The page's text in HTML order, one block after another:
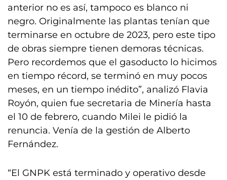
anterior no es así, tampoco es blanco ni
negro. Originalmente las plantas tenían que
terminarse en octubre de 2023, pero este tipo
de obras siempre tienen demoras técnicas.
Pero recordemos que el gasoducto lo hicimos
en tiempo récord, se terminó en muy pocos
meses, en un tiempo inédito”, analizó Flavia
Royón, quien fue secretaria de Minería hasta
el 10 de febrero, cuando Milei le pidió la
renuncia. Venía de la gestión de Alberto
Fernández.
“El GNPK está terminado y operativo desde